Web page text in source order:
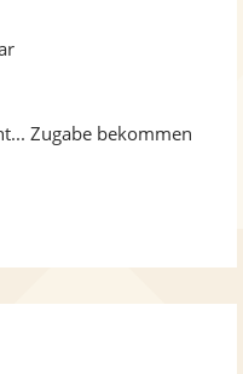
Zugabe bekommen